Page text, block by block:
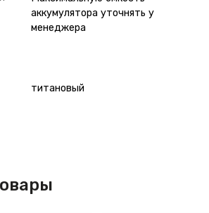
аккумулятора уточнять у
менеджера
титановый